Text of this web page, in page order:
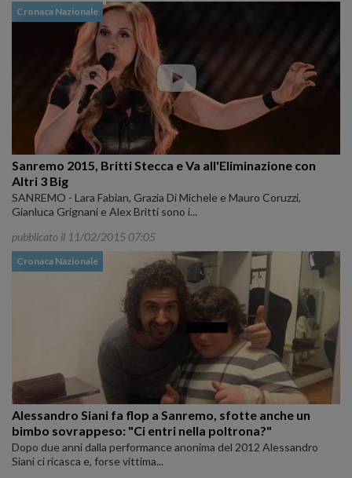
Cronaca Nazionale
Sanremo 2015, Britti Stecca e Va all'Eliminazione con
Altri 3 Big
SANREMO - Lara Fabian, Grazia Di Michele e Mauro Coruzzi,
Gianluca Grignani e Alex Britti sono i...
pubblicato il 11/02/2015 07:05
Cronaca Nazionale
Alessandro Siani fa flop a Sanremo, sfotte anche un
bimbo sovrappeso: "Ci entri nella poltrona?"
Dopo due anni dalla performance anonima del 2012 Alessandro
Siani ci ricasca e, forse vittima...